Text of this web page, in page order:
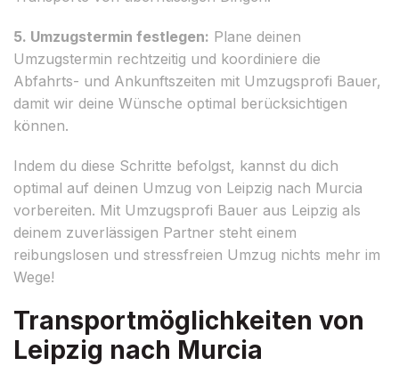
5. Umzugstermin festlegen: Plane deinen
Umzugstermin rechtzeitig und koordiniere die
Abfahrts- und Ankunftszeiten mit Umzugsprofi Bauer,
damit wir deine Wünsche optimal berücksichtigen
können.
Indem du diese Schritte befolgst, kannst du dich
optimal auf deinen Umzug von Leipzig nach Murcia
vorbereiten. Mit Umzugsprofi Bauer aus Leipzig als
deinem zuverlässigen Partner steht einem
reibungslosen und stressfreien Umzug nichts mehr im
Wege!
Transportmöglichkeiten von
Leipzig nach Murcia